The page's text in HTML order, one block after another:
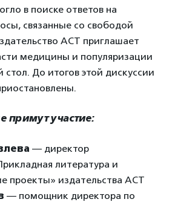
в поиске ответов на
связанные со свободой
АСТ приглашает
медицины и популяризации
стол. До итогов этой дискуссии
примут участие:
— директор
литература и
проекты» издательства АСТ
— помощник директора по